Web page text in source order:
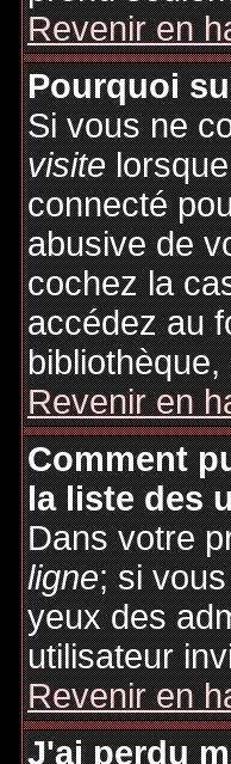
Revenir en
Pourquoi
Si vous ne
visitelorsque
connecté
abusive de
cochez la
accédez au
Revenir en
Comment
la liste des
Dans votre
ligne; si
yeux des
utilisateur
Revenir en
J'ai perdu